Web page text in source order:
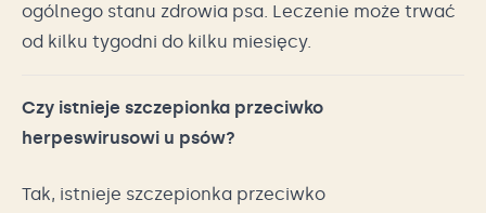
ogólnego stanu zdrowia psa. Leczenie może trwać
od kilku tygodni do kilku miesięcy.
Czy istnieje szczepionka przeciwko
herpeswirusowi u psów?
Tak, istnieje szczepionka przeciwko